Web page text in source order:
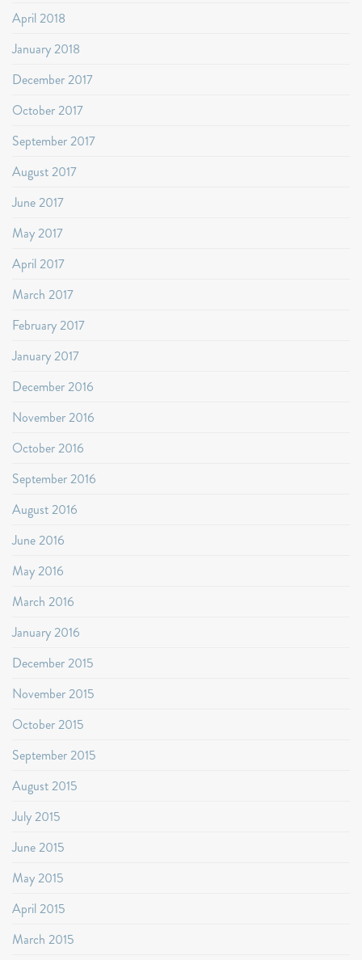
April 2018
January 2018
December 2017
October 2017
September 2017
August 2017
June 2017
May 2017
April 2017
March 2017
February 2017
January 2017
December 2016
November 2016
October 2016
September 2016
August 2016
June 2016
May 2016
March 2016
January 2016
December 2015
November 2015
October 2015
September 2015
August 2015
July 2015
June 2015
May 2015
April 2015
March 2015